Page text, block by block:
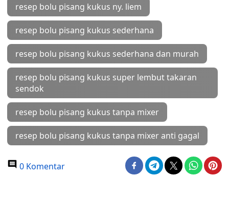
resep bolu pisang kukus ny. liem
resep bolu pisang kukus sederhana
resep bolu pisang kukus sederhana dan murah
resep bolu pisang kukus super lembut takaran
sendok
resep bolu pisang kukus tanpa mixer
resep bolu pisang kukus tanpa mixer anti gagal
0 Komentar